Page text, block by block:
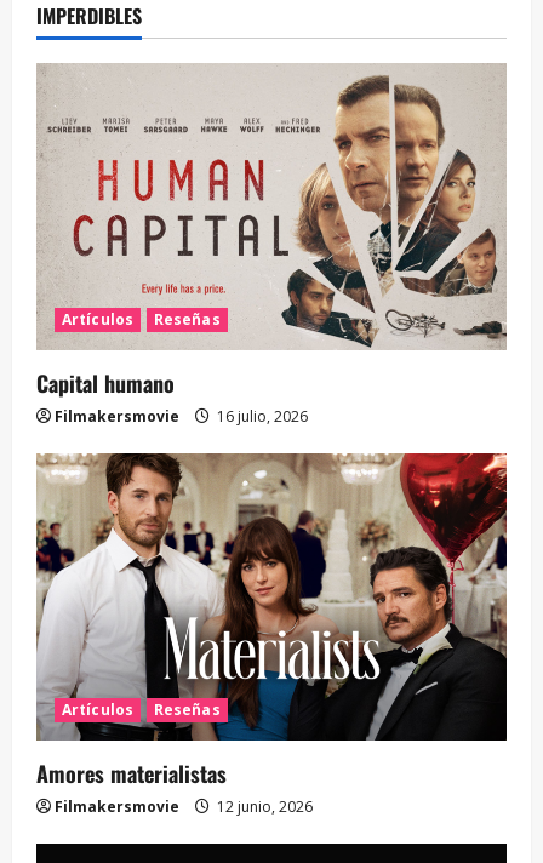
IMPERDIBLES
Artículos Reseñas
Capital humano
Filmakersmovie 16 julio, 2026
Artículos Reseñas
Amores materialistas
Filmakersmovie 12 junio, 2026